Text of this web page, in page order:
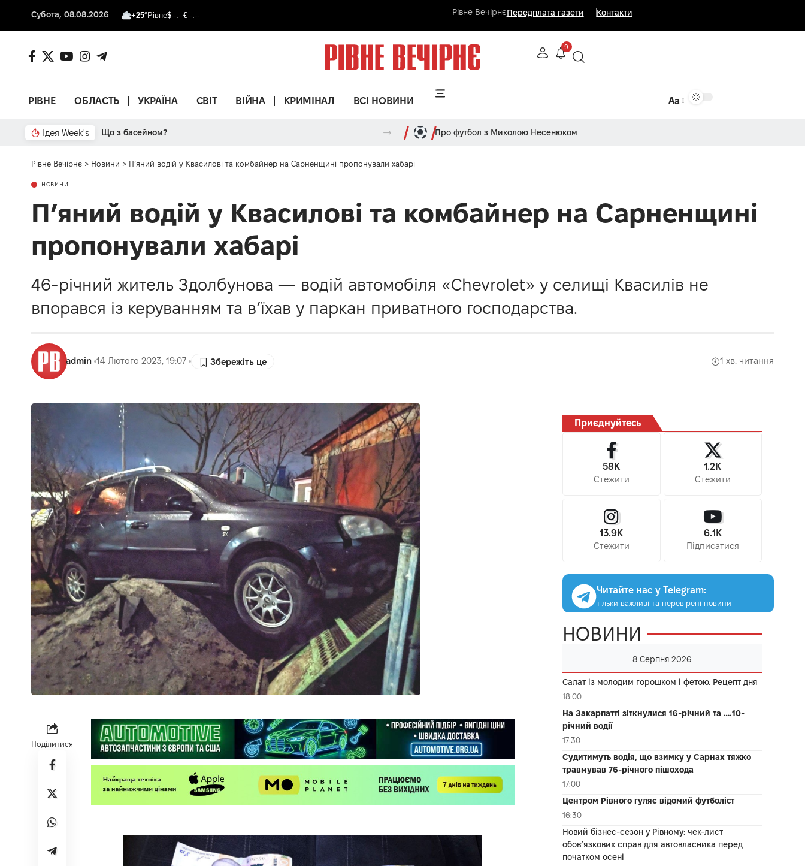
Субота, 08.08.2026 +25°Рівне$--.--€--.-- Рівне ВечірнєПередплата газети Контакти
9
РІВНЕ ОБЛАСТЬ УКРАЇНА СВІТ ВІЙНА КРИМІНАЛ ВСІ НОВИНИ Аа
Ідея Week's Від паркану до картонки Про футбол з Миколою Несенюком
Рівне Вечірнє > Новини > П’яний водій у Квасилові та комбайнер на Сарненщині пропонували хабарі
НОВИНИ
П’яний водій у Квасилові та комбайнер на Сарненщині
пропонували хабарі
46-річний житель Здолбунова — водій автомобіля «Chevrolet» у селищі Квасилів не
впорався із керуванням та в’їхав у паркан приватного господарства.
admin 14 Лютого 2023, 19:07 1 хв. читання
Поділитися
Приєднуйтесь
58K
Стежити
1.2K
Стежити
13.9K
Стежити
6.1K
Підписатися
Читайте нас у Telegram:
тільки важливі та перевірені новини
НОВИНИ
8 Серпня 2026
Салат із молодим горошком і фетою. Рецепт дня
18:00
На Закарпатті зіткнулися 16-річний та ….10-
річний водії
17:30
Судитимуть водія, що взимку у Сарнах тяжко
травмував 76-річного пішохода
17:00
Центром Рівного гуляє відомий футболіст
16:30
Новий бізнес-сезон у Рівному: чек-лист
обов’язкових справ для автовласника перед
початком осені